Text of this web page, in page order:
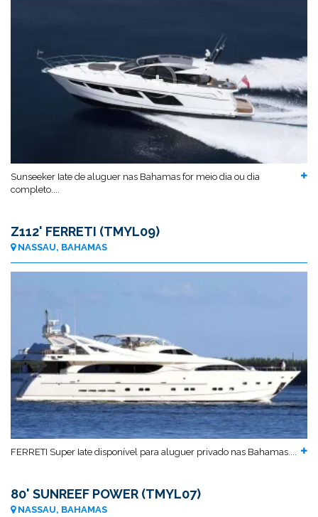
Sunseeker Iate de aluguer nas Bahamas for meio dia ou dia
completo....
Z112' FERRETI (TMYL09)
NASSAU, BAHAMAS
FERRETI Super Iate disponível para aluguer privado nas Bahamas....
80' SUNREEF POWER (TMYL07)
NASSAU, BAHAMAS